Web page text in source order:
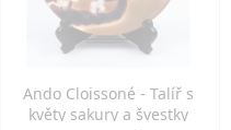
Ando Cloissoné - Talíř s
květy sakury a švestky